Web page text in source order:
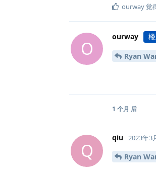
ourway觉
O
ourway
Ryan
1 个月 后
Q
qiu 2023年3
Ryan